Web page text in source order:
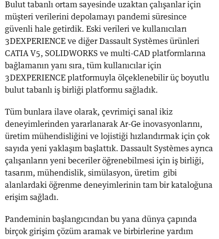
Bulut tabanlı ortam sayesinde uzaktan çalışanlar için
müşteri verilerini depolamayı pandemi süresince
güvenli hale getirdik. Eski verileri ve kullanıcıları
3DEXPERIENCE ve diğer Dassault Systèmes ürünleri
CATIA V5, SOLIDWORKS ve multi-CAD platformlarına
bağlamanın yanı sıra, tüm kullanıcılar için
3DEXPERIENCE platformuyla ölçeklenebilir üç boyutlu
bulut tabanlı iş birliği platformu sağladık.
Tüm bunlara ilave olarak, çevrimiçi sanal ikiz
deneyimlerinden yararlanarak Ar-Ge inovasyonlarını,
üretim mühendisliğini ve lojistiği hızlandırmak için çok
sayıda yeni yaklaşım başlattık. Dassault Systèmes ayrıca
çalışanların yeni beceriler öğrenebilmesi için iş birliği,
tasarım, mühendislik, simülasyon, üretim gibi
alanlardaki öğrenme deneyimlerinin tam bir kataloğuna
erişim sağladı.
Pandeminin başlangıcından bu yana dünya çapında
birçok girişim çözüm aramak ve birbirlerine yardım